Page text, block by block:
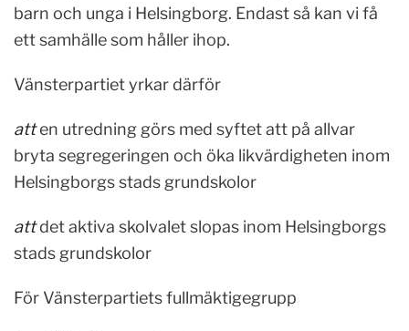
barn och unga i Helsingborg. Endast så kan vi få
ett samhälle som håller ihop.
Vänsterpartiet yrkar därför
atten utredning görs med syftet att på allvar
bryta segregeringen och öka likvärdigheten inom
Helsingborgs stads grundskolor
attdet aktiva skolvalet slopas inom Helsingborgs
stads grundskolor
För Vänsterpartiets fullmäktigegrupp